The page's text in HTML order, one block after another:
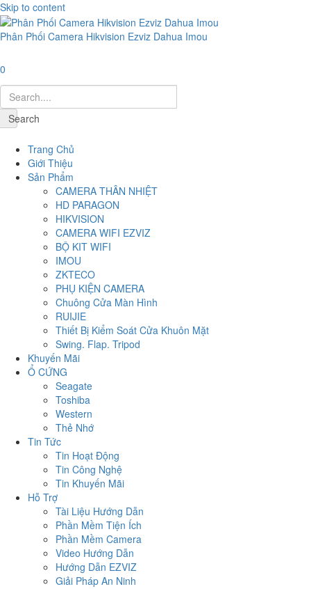
Skip to content
Phân Phối Camera Hikvision Ezviz Dahua Imou
0
Search
Trang Chủ
Giới Thiệu
Sản Phẩm
CAMERA THÂN NHIỆT
HD PARAGON
HIKVISION
CAMERA WIFI EZVIZ
BỘ KIT WIFI
IMOU
ZKTECO
PHỤ KIỆN CAMERA
Chuông Cửa Màn Hình
RUIJIE
Thiết Bị Kiểm Soát Cửa Khuôn Mặt
Swing. Flap. Tripod
Khuyến Mãi
Ổ CỨNG
Seagate
Toshiba
Western
Thẻ Nhớ
Tin Tức
Tin Hoạt Động
Tin Công Nghệ
Tin Khuyến Mãi
Hỗ Trợ
Tài Liệu Hướng Dẫn
Phần Mềm Tiện Ích
Phần Mềm Camera
Video Hướng Dẫn
Hướng Dẫn EZVIZ
Giải Pháp An Ninh